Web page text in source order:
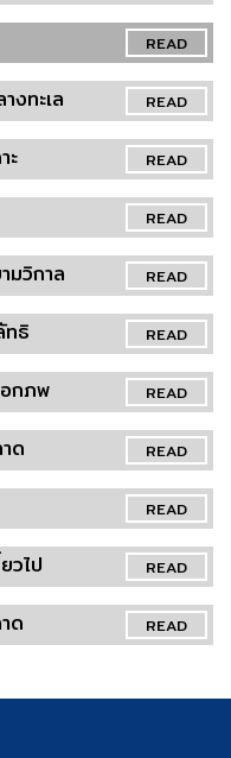
READ
READ
งทะเล
READ
ะ
READ
READ
มวิกาล
READ
ทธิ
READ
กภพ
READ
ด
READ
READ
วไป
READ
ด